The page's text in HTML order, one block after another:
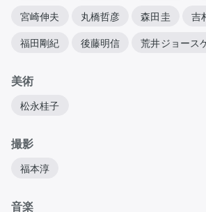
宮崎伸夫 丸橋哲彦 森田圭 吉
福田剛紀 後藤明信 荒井ジョース
美術
松永桂子
撮影
福本淳
音楽